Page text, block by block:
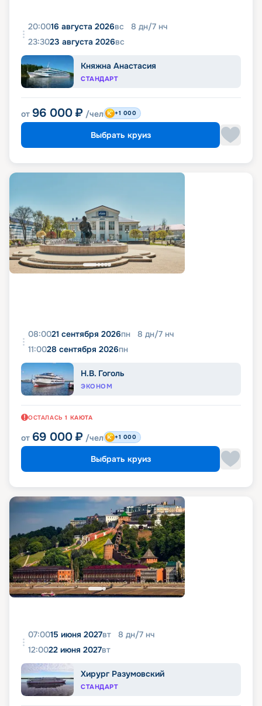
20:0016 августа 2026вс 8 дн/7 нч
23:3023 августа 2026вс
Княжна Анастасия
СТАНДАРТ
от 96 000 ₽ /чел +1 000
Выбрать круиз
08:0021 сентября 2026пн 8 дн/7 нч
11:0028 сентября 2026пн
Н.В. Гоголь
ЭКОНОМ
ОСТАЛАСЬ 1 КАЮТА
от 69 000 ₽ /чел +1 000
Выбрать круиз
07:0015 июня 2027вт 8 дн/7 нч
12:0022 июня 2027вт
Хирург Разумовский
СТАНДАРТ